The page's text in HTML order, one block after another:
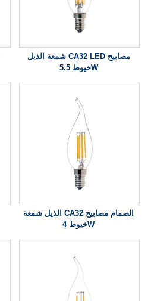
شمعة الذيل CA32 LED مصابيح
خيوط 5.5W
الذيل شمعة CA32 الصمام مصابيح
خيوط 4W